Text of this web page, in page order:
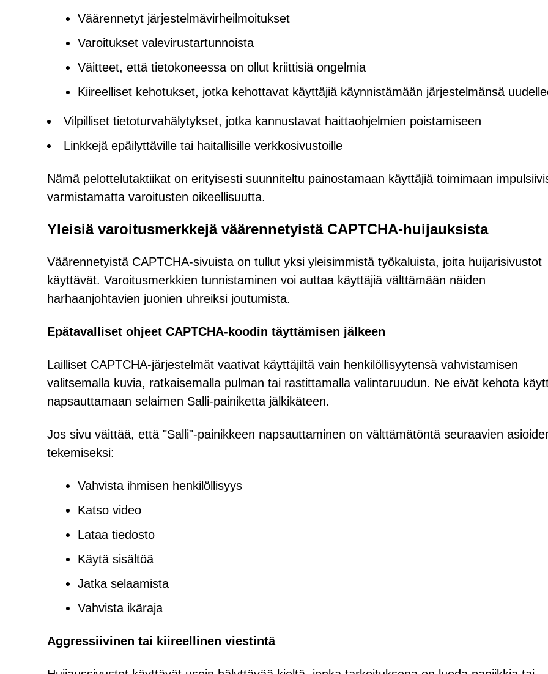
Väärennetyt järjestelmävirheilmoitukset
Varoitukset valevirustartunnoista
Väitteet, että tietokoneessa on ollut kriittisiä ongelmia
Kiireelliset kehotukset, jotka kehottavat käyttäjiä käynnistämään järjestelmänsä
Vilpilliset tietoturvahälytykset, jotka kannustavat haittaohjelmien poistamiseen
Linkkejä epäilyttäville tai haitallisille verkkosivustoille
Nämä pelottelutaktiikat on erityisesti suunniteltu painostamaan käyttäjiä toimimaan
varmistamatta varoitusten oikeellisuutta.
Yleisiä varoitusmerkkejä väärennetyistä CAPTCHA-huijauksista
Väärennetyistä CAPTCHA-sivuista on tullut yksi yleisimmistä työkaluista, joita huijarisivustot
käyttävät. Varoitusmerkkien tunnistaminen voi auttaa käyttäjiä välttämään näiden
harhaanjohtavien juonien uhreiksi joutumista.
Epätavalliset ohjeet CAPTCHA-koodin täyttämisen jälkeen
Lailliset CAPTCHA-järjestelmät vaativat käyttäjiltä vain henkilöllisyytensä vahvistamisen
valitsemalla kuvia, ratkaisemalla pulman tai rastittamalla valintaruudun. Ne eivät kehota
napsauttamaan selaimen Salli-painiketta jälkikäteen.
Jos sivu väittää, että "Salli"-painikkeen napsauttaminen on välttämätöntä seuraavien
tekemiseksi:
Vahvista ihmisen henkilöllisyys
Katso video
Lataa tiedosto
Käytä sisältöä
Jatka selaamista
Vahvista ikäraja
Aggressiivinen tai kiireellinen viestintä